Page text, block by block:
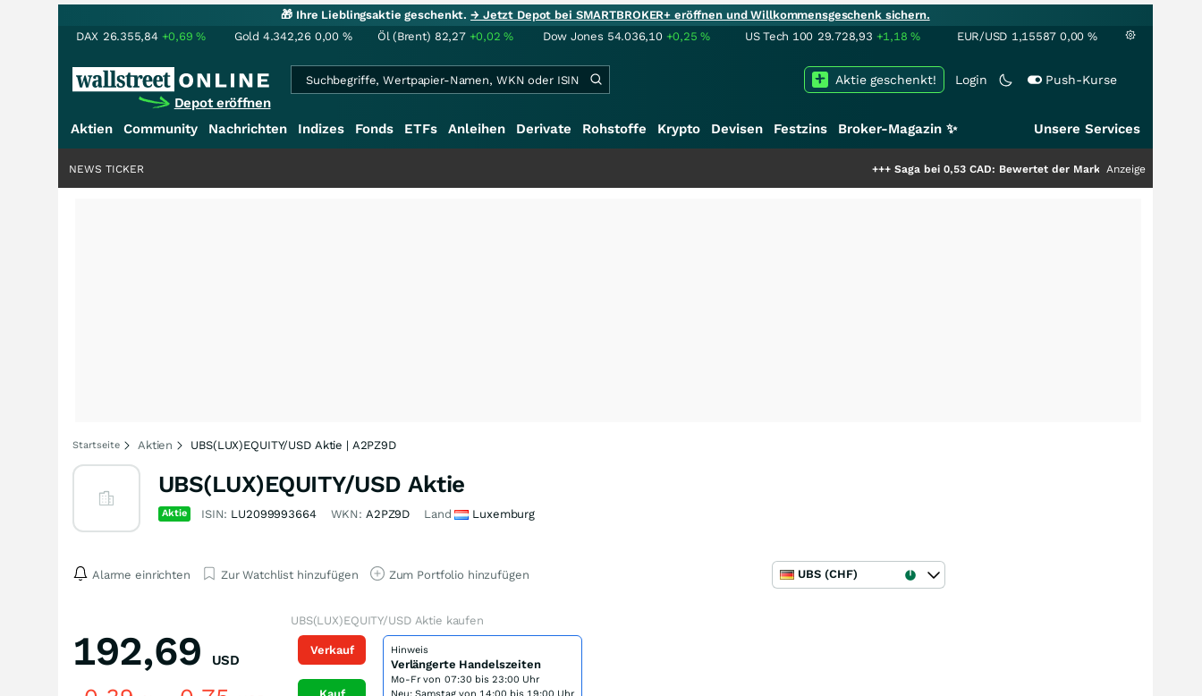
🎁 Ihre Lieblingsaktie geschenkt.→ Jetzt Depot bei SMARTBROKER+ eröffnen und Willkommensgeschenk sichern.
DAX 26.355,84 +0,69% Gold 4.342,26 0,00 % Öl (Brent) 82,27 +0,02% Dow Jones 54.036,10 +0,25% US Tech 100 29.728,93 +1,18% EUR/USD 1,15587 0,00 %
Depot eröffnen
Login Push-Kurse
Aktie geschenkt!
Aktien Community Nachrichten Indizes Fonds ETFs Anleihen Derivate Rohstoffe Krypto Devisen Festzins Broker-Magazin ✨ Unsere Services
Saga bei 0,53 CAD: Bewertet der Markt noch immer nur die Hälfte
Anzeige
NEWS TICKER
Startseite Aktien UBS(LUX)EQUITY/USD Aktie | A2PZ9D
UBS(LUX)EQUITY/USD Aktie
Aktie ISIN: LU2099993664 WKN: A2PZ9D Land Luxemburg
Alarme einrichten Zur Watchlist hinzufügen Zum Portfolio hinzufügen UBS (CHF)
192,69 USD
UBS(LUX)EQUITY/USD Aktie kaufen
Verkauf
Kauf
Hinweis
Verlängerte Handelszeiten
Mo-Fr von 07:30 bis 23:00 Uhr